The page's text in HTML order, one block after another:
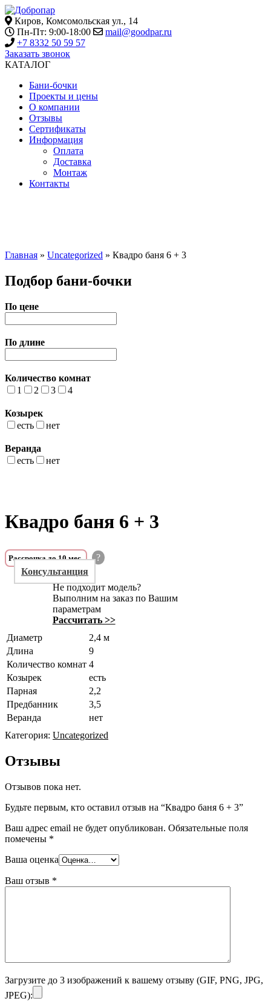
Киров, Комсомольская ул., 14
Пн-Пт: 9:00-18:00
mail@goodpar.ru
+7 8332 50 59 57
Заказать звонок
КАТАЛОГ
Бани-бочки
Проекты и цены
О компании
Отзывы
Сертификаты
Информация
Оплата
Доставка
Монтаж
Контакты
Главная » Uncategorized » Квадро баня 6 + 3
Подбор бани-бочки
По цене
По длине
Количество комнат
1
2 3 4
Козырек
есть
нет
Веранда
есть
нет
Квадро баня 6 + 3
Рассрочка до 10 мес.
?
Консультанция
Не подходит модель?
Выполним на заказ по Вашим
параметрам
Рассчитать >>
Диаметр
2,4 м
Длина
9
Количество комнат 4
Козырек
есть
Парная
2,2
Предбанник
3,5
Веранда
нет
Категория: Uncategorized
Отзывы
Отзывов пока нет.
Будьте первым, кто оставил отзыв на “Квадро баня 6 + 3”
Ваш адрес email не будет опубликован. Обязательные поля
помечены *
Ваша оценка
Ваш отзыв *
Загрузите до 3 изображений к вашему отзыву (GIF, PNG, JPG,
JPEG):